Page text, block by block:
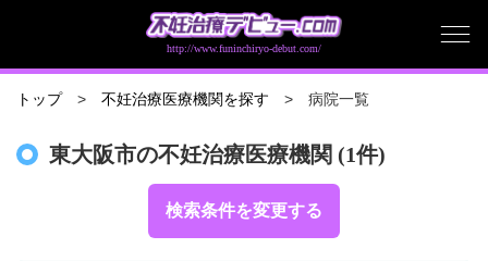
http://www.funinchiryo-debut.com/
トップ 不妊治療医療機関を探す 病院一覧
東大阪市の不妊治療医療機関 (1件)
検索条件を変更する